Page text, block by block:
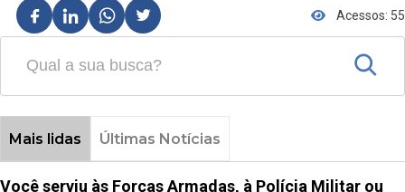
Acessos: 55
Mais lidas Últimas Notícias
Você serviu às Forças Armadas, à Polícia Militar ou